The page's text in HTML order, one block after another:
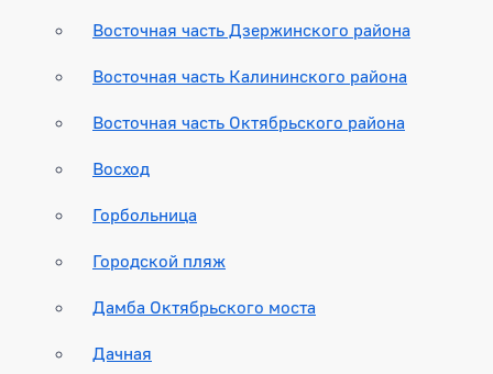
Восточная часть Дзержинского района
Восточная часть Калининского района
Восточная часть Октябрьского района
Восход
Горбольница
Городской пляж
Дамба Октябрьского моста
Дачная